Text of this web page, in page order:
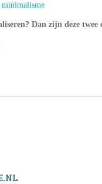
minimalisme
Dan zijn deze twee